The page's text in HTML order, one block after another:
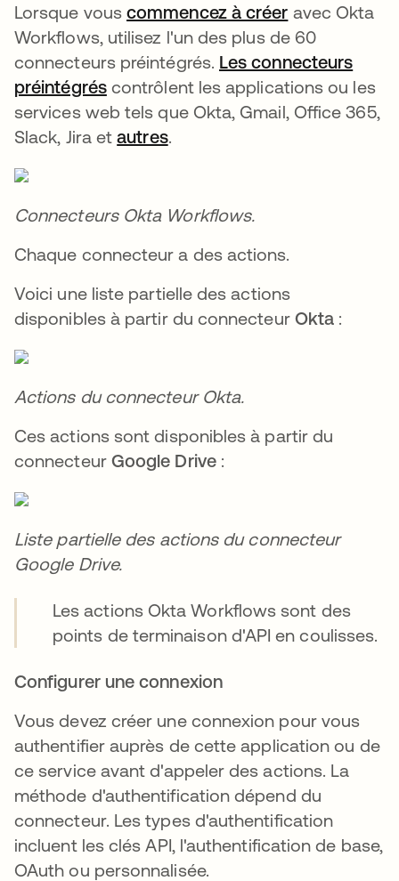
Lorsque vouscommencez à créer s’ouvre
avec Okta
Workflows, utilisez l'un des plus de 60
connecteurs préintégrés. Les connecteurs
préintégréss’ouvre dans un nouvel onglet
contrôlent les applications ou les
services web tels que Okta, Gmail, Office 365,
Slack, Jira etautress’ouvre dans un nouvel
.
Connecteurs Okta Workflows.
Chaque connecteur a des actions.
Voici une liste partielle des actions
disponibles à partir du connecteur Okta :
Actions du connecteur Okta.
Ces actions sont disponibles à partir du
connecteur Google Drive:
Liste partielle des actions du connecteur
Google Drive.
Les actions Okta Workflows sont des
points de terminaison d'API en coulisses.
Configurer une connexion
Vous devez créer une connexion pour vous
authentifier auprès de cette application ou de
ce service avant d'appeler des actions. La
méthode d'authentification dépend du
connecteur. Les types d'authentification
incluent les clés API, l'authentification de base,
OAuth ou personnalisée.